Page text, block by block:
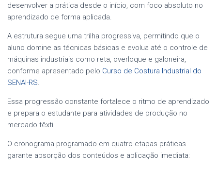
desenvolver a prática desde o início, com foco absoluto no
aprendizado de forma aplicada.
A estrutura segue uma trilha progressiva, permitindo que o
aluno domine as técnicas básicas e evolua até o controle de
máquinas industriais como reta, overloque e galoneira,
conforme apresentado pelo Curso de Costura Industrial do
SENAI-RS.
Essa progressão constante fortalece o ritmo de aprendizado
e prepara o estudante para atividades de produção no
mercado têxtil.
O cronograma programado em quatro etapas práticas
garante absorção dos conteúdos e aplicação imediata: